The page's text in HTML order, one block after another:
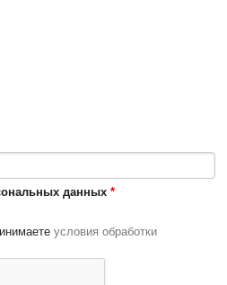
данных *
условия обработки